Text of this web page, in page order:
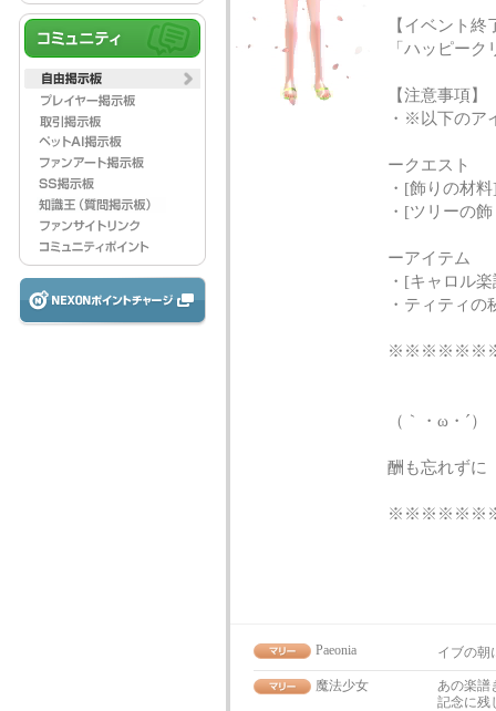
【イベント終
「ハッピー
【注意事項】
・※以下のア
ークエスト
・[飾りの材料
・[ツリーの
ーアイテム
・[キャロル
・ティティの
（｀・ω・´）
酬も忘れずに
Paeonia イブの朝
魔法少女
あの楽譜
記念に残